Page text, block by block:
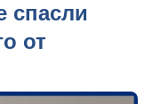
спасли
от